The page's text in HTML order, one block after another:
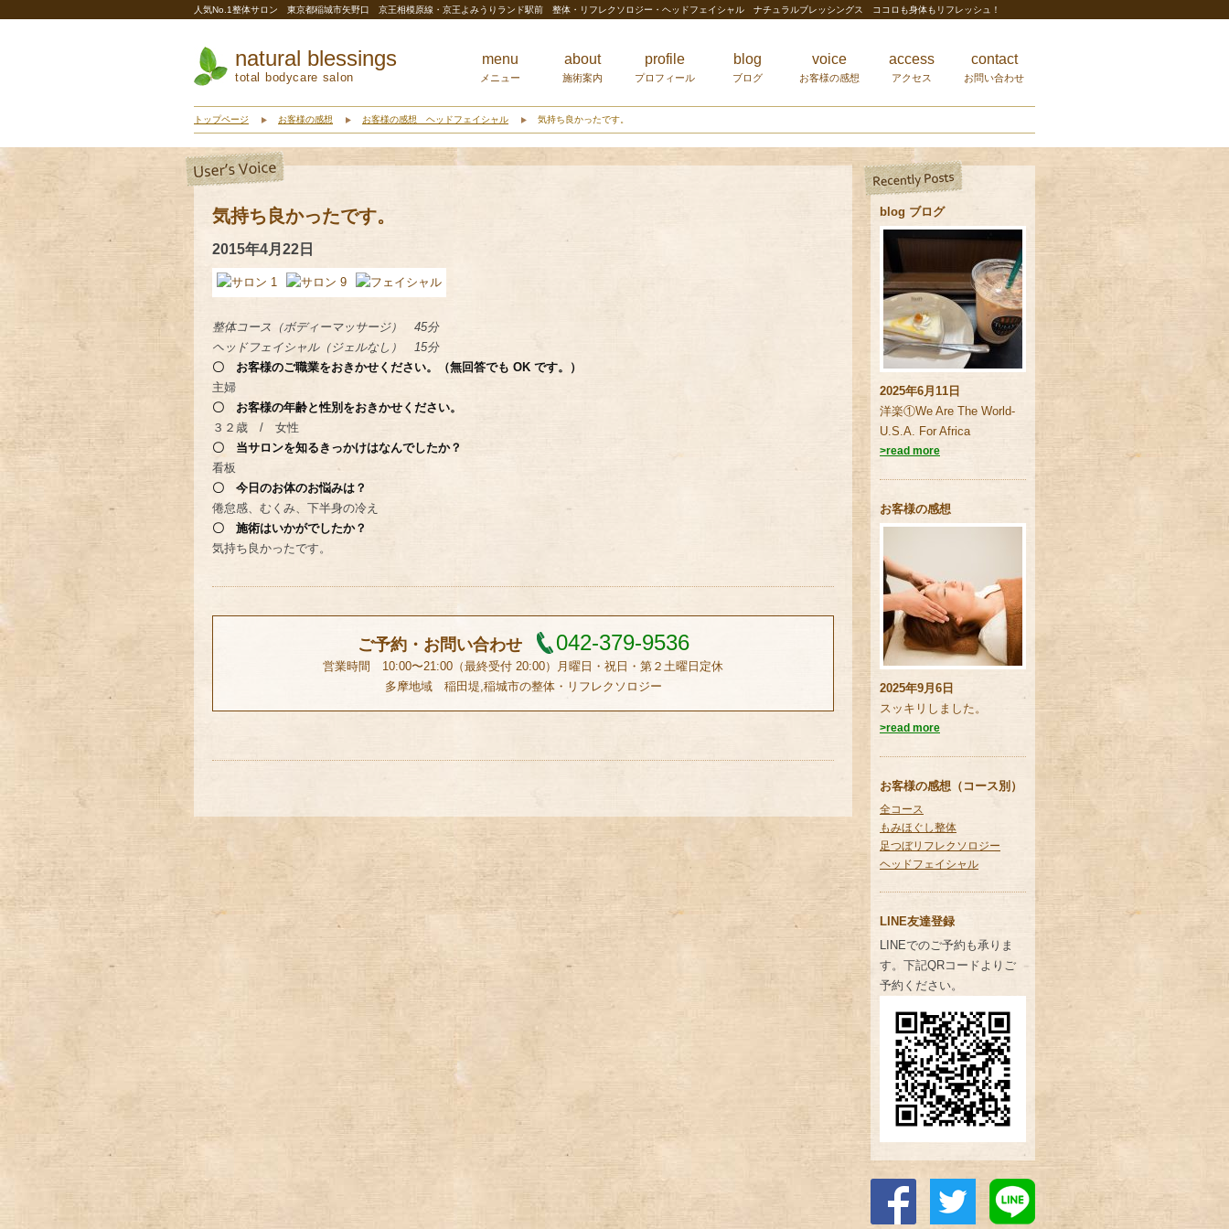
人気No.1整体サロン 東京都稲城市矢野口 京王相模原線・京王よみうりランド駅前 整体・リフレクソロジー・ヘッドフェイシャル ナチュラルブレッシングス ココロも身体もリフレッシュ！
natural blessings
total bodycare salon
menu
メニュー
about
施術案内
profile
プロフィール
blog
ブログ
voice
お客様の感想
access
アクセス
contact
お問い合わせ
トップページ お客様の感想 お客様の感想 ヘッドフェイシャル 気持ち良かったです。
気持ち良かったです。
2015年4月22日
整体コース（ボディーマッサージ） 45分
ヘッドフェイシャル（ジェルなし） 15分
〇 お客様のご職業をおきかせください。（無回答でも OK です。）
主婦
〇 お客様の年齢と性別をおきかせください。
３２歳 / 女性
〇 当サロンを知るきっかけはなんでしたか？
看板
〇 今日のお体のお悩みは？
倦怠感、むくみ、下半身の冷え
〇 施術はいかがでしたか？
気持ち良かったです。
ご予約・お問い合わせ 042-379-9536
営業時間 10:00〜21:00（最終受付 20:00）月曜日・祝日・第２土曜日定休
多摩地域 稲田堤,稲城市の整体・リフレクソロジー
blog ブログ
2025年6月11日
洋楽①We Are The World-
U.S.A. For Africa
>read more
お客様の感想
2025年9月6日
スッキリしました。
>read more
お客様の感想（コース別）
全コース
もみほぐし整体
足つぼリフレクソロジー
ヘッドフェイシャル
LINE友達登録
LINEでのご予約も承りま
す。下記QRコードよりご
予約ください。